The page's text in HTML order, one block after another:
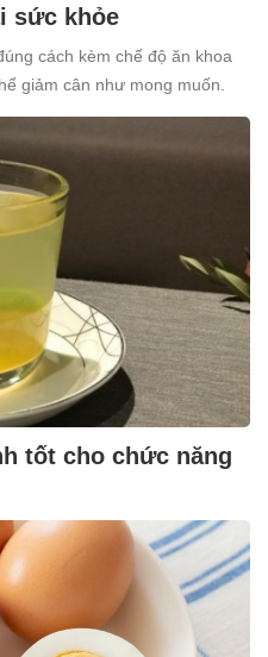
sức khỏe
cách kèm chế độ ăn khoa
giảm cân như mong muốn.
tốt cho chức năng